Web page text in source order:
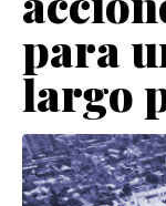
para
largo